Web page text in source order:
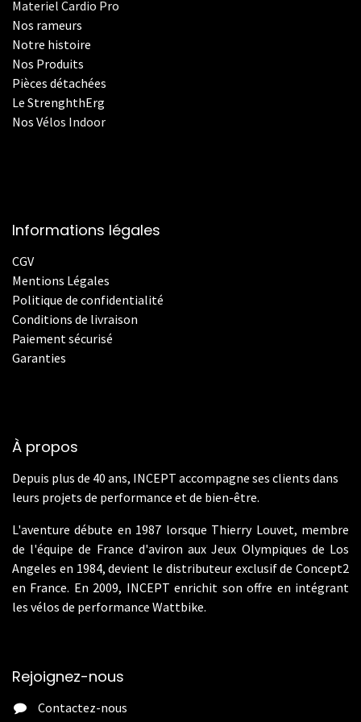
Materiel Cardio Pro
Nos rameurs
Notre histoire
Nos Produits
Pièces détachées
Le StrenghthErg
Nos Vélos Indoor
Informations légales
CGV
Mentions Légales
Politique de confidentialité
Conditions de livraison
Paiement sécurisé
Garanties
À propos
Depuis plus de 40 ans, INCEPT accompagne ses clients dans
leurs projets de performance et de bien-être.
L'aventure débute en 1987 lorsque Thierry Louvet, membre
de l'équipe de France d'aviron aux Jeux Olympiques de Los
Angeles en 1984, devient le distributeur exclusif de Concept2
en France. En 2009, INCEPT enrichit son offre en intégrant
les vélos de performance Wattbike.
Rejoignez-nous
Contactez-nous